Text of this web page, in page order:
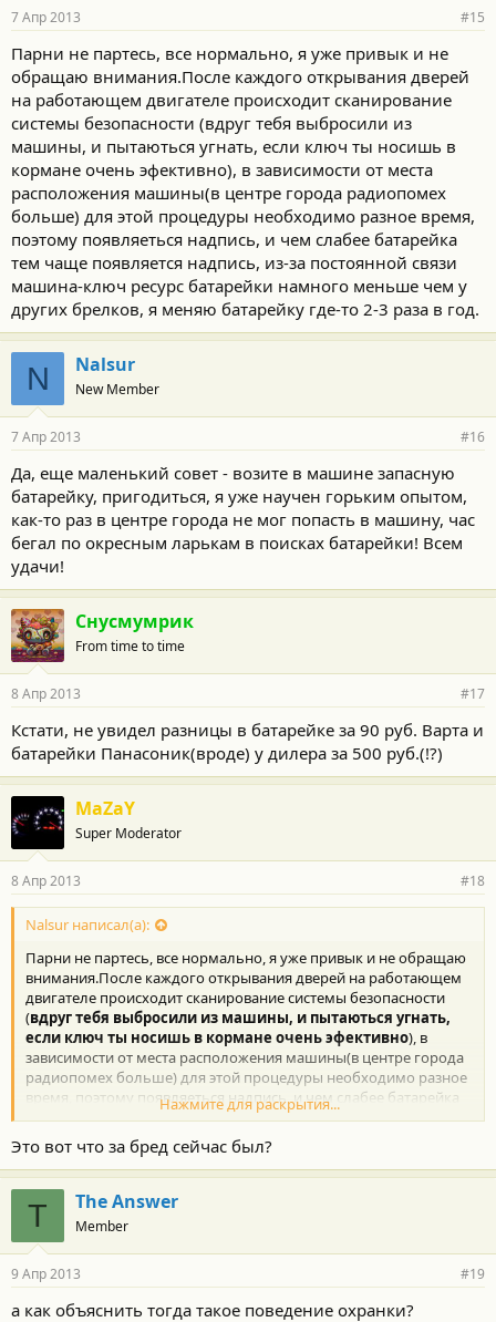
7 Апр 2013 #15
Парни не партесь, все нормально, я уже привык и не
обращаю внимания.После каждого открывания дверей
на работающем двигателе происходит сканирование
системы безопасности (вдруг тебя выбросили из
машины, и пытаються угнать, если ключ ты носишь в
кормане очень эфективно), в зависимости от места
расположения машины(в центре города радиопомех
больше) для этой процедуры необходимо разное время,
поэтому появляеться надпись, и чем слабее батарейка
тем чаще появляется надпись, из-за постоянной связи
машина-ключ ресурс батарейки намного меньше чем у
других брелков, я меняю батарейку где-то 2-3 раза в год.
N Nalsur
New Member
7 Апр 2013 #16
Да, еще маленький совет - возите в машине запасную
батарейку, пригодиться, я уже научен горьким опытом,
как-то раз в центре города не мог попасть в машину, час
бегал по окресным ларькам в поисках батарейки! Всем
удачи!
Снусмумрик
From time to time
8 Апр 2013 #17
Кстати, не увидел разницы в батарейке за 90 руб. Варта и
батарейки Панасоник(вроде) у дилера за 500 руб.(!?)
MaZaY
Super Moderator
8 Апр 2013 #18
Nalsur написал(а):
Парни не партесь, все нормально, я уже привык и не обращаю
внимания.После каждого открывания дверей на работающем
двигателе происходит сканирование системы безопасности
(вдруг тебя выбросили из машины, и пытаються угнать,
если ключ ты носишь в кормане очень эфективно), в
зависимости от места расположения машины(в центре города
радиопомех больше) для этой процедуры необходимо разное
время, поэтому появляеться надпись, и чем слабее батарейка
тем чаще появляется надпись, из-за постоянной связи машина-
ключ ресурс батарейки намного меньше чем у других
брелков, я меняю батарейку где-то 2-3 раза в год.
Нажмите для раскрытия...
Это вот что за бред сейчас был?
T The Answer
Member
9 Апр 2013 #19
а как объяснить тогда такое поведение охранки?